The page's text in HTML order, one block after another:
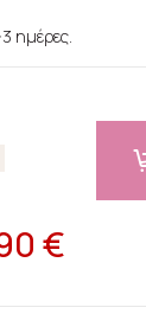
ημέρες.
€